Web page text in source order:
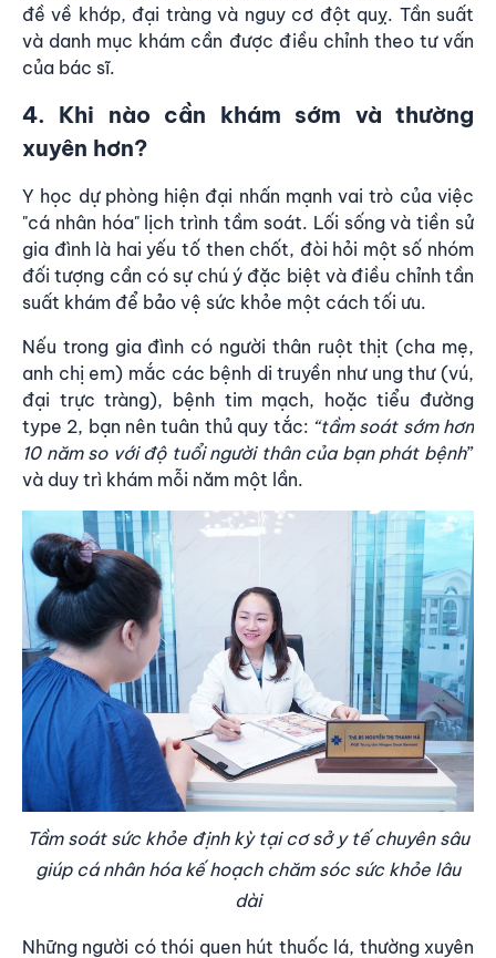
đề về khớp, đại tràng và nguy cơ đột quỵ. Tần suất
và danh mục khám cần được điều chỉnh theo tư vấn
của bác sĩ.
4. Khi nào cần khám sớm và thường
xuyên hơn?
Y học dự phòng hiện đại nhấn mạnh vai trò của việc
"cá nhân hóa" lịch trình tầm soát. Lối sống và tiền sử
gia đình là hai yếu tố then chốt, đòi hỏi một số nhóm
đối tượng cần có sự chú ý đặc biệt và điều chỉnh tần
suất khám để bảo vệ sức khỏe một cách tối ưu.
Nếu trong gia đình có người thân ruột thịt (cha mẹ,
anh chị em) mắc các bệnh di truyền như ung thư (vú,
đại trực tràng), bệnh tim mạch, hoặc tiểu đường
type 2, bạn nên tuân thủ quy tắc: “tầm soát sớm hơn
10 năm so với độ tuổi người thân của bạn phát bệnh”
và duy trì khám mỗi năm một lần.
Tầm soát sức khỏe định kỳ tại cơ sở y tế chuyên sâu
giúp cá nhân hóa kế hoạch chăm sóc sức khỏe lâu
dài
Những người có thói quen hút thuốc lá, thường xuyên